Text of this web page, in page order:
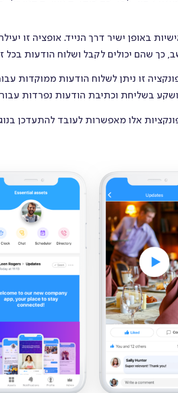
אישיות באופן ישיר דרך הנייד. אופציה זו
כך שהם יכולים לקבל ושלוח הודעות בכל
זו ניתן לשלוח הודעות ממוקדות
בשליחת וכתיבת הודעות נפרדות עבור
אלו מאפשרות לעובד להתעדכן